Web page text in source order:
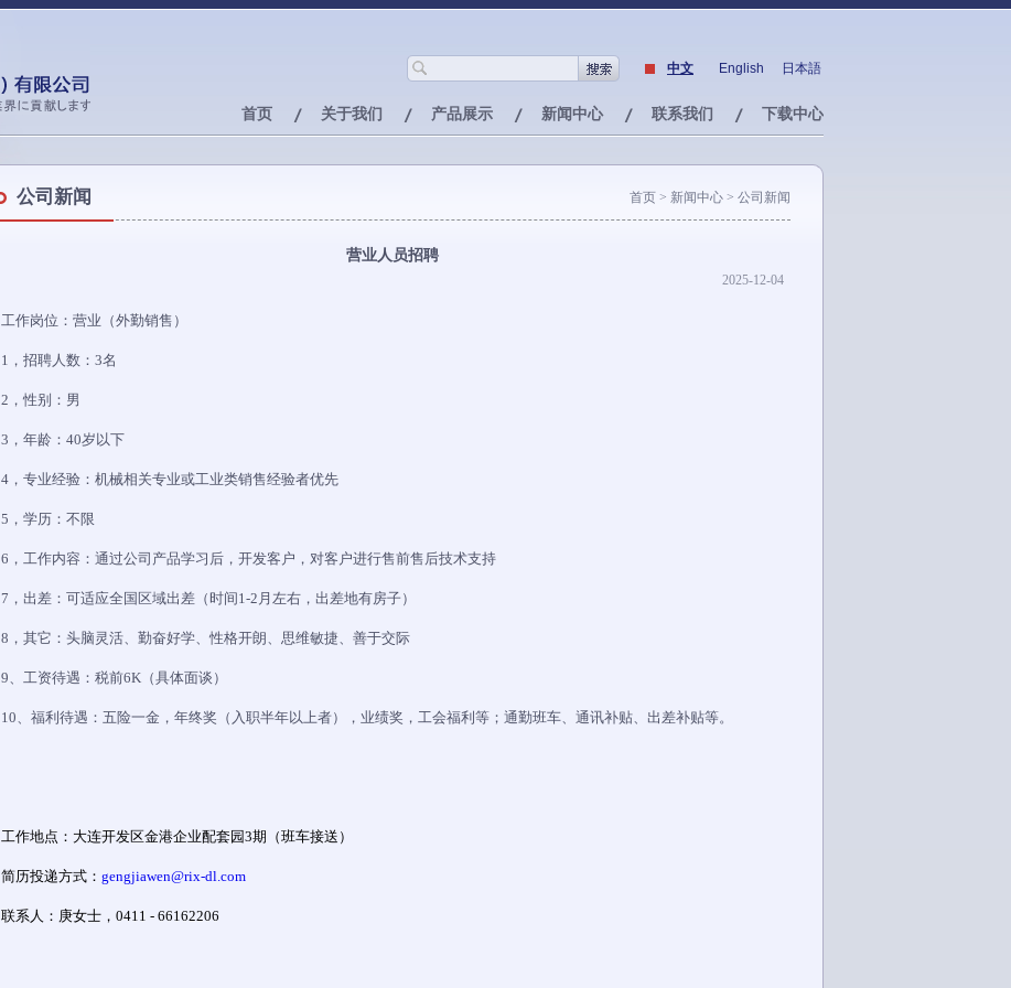
中文 English 日本語
首页 关于我们 产品展示 新闻中心 联系我们 下载中心
公司新闻 首页 > 新闻中心 > 公司新闻
营业人员招聘
2025-12-04
工作岗位：营业（外勤销售）
1，招聘人数：3名
2，性别：男
3，年龄：40岁以下
4，专业经验：机械相关专业或工业类销售经验者优先
5，学历：不限
6，工作内容：通过公司产品学习后，开发客户，对客户进行售前售后技术支持
7，出差：可适应全国区域出差（时间1-2月左右，出差地有房子）
8，其它：头脑灵活、勤奋好学、性格开朗、思维敏捷、善于交际
9、工资待遇：税前6K（具体面谈）
10、福利待遇：五险一金，年终奖（入职半年以上者），业绩奖，工会福利等；通勤班车、通讯补贴、出差补贴等。
工作地点：大连开发区金港企业配套园3期（班车接送）
简历投递方式： gengjiawen@rix-dl.com
联系人： 庚女士，0411 - 66162206